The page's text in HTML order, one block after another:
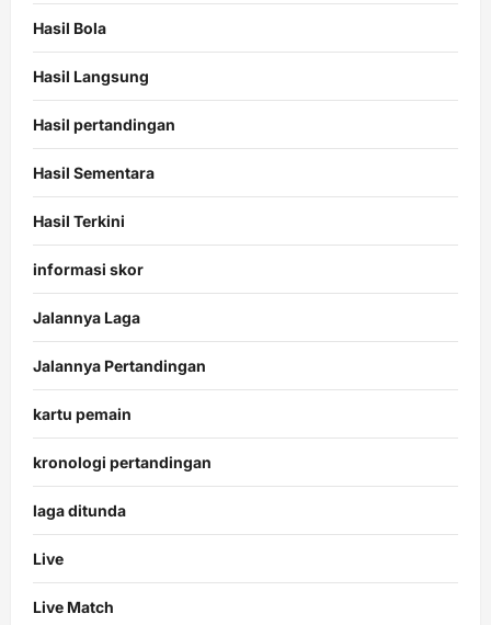
Hasil Bola
Hasil Langsung
Hasil pertandingan
Hasil Sementara
Hasil Terkini
informasi skor
Jalannya Laga
Jalannya Pertandingan
kartu pemain
kronologi pertandingan
laga ditunda
Live
Live Match